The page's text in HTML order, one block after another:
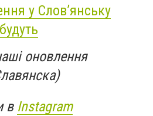
у Слов’янську
оновлення
в Instagram